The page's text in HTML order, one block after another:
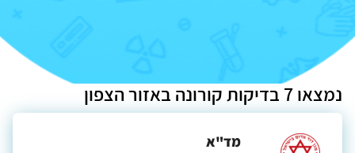
נמצאו 7 בדיקות קורונה באזור הצפון
מד"א